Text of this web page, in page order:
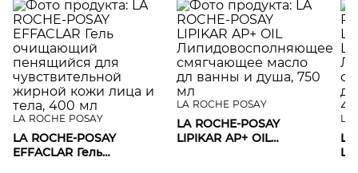
LA ROCHE POSAY
LA ROCHE-POSAY
EFFACLAR Гель
LA ROCHE POSAY
LA ROCHE-POSAY
LIPIKAR AP+ OIL
LA
LA